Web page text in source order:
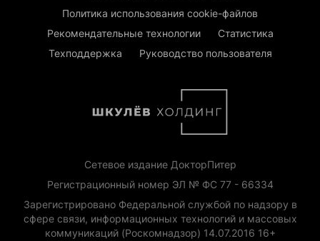
Политика использования cookie-файлов
Рекомендательные технологии
Статистика
Техподдержка
Руководство пользователя
Сетевое издание ДокторПитер
Регистрационный номер ЭЛ № ФС 77 - 66334
Зарегистрировано Федеральной службой по надзору в
сфере связи, информационных технологий и массовых
коммуникаций (Роскомнадзор) 14.07.2016 16+